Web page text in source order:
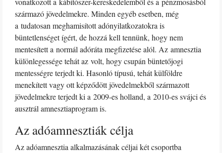
származó jövedelmekre. Minden egyéb esetben, még
a tudatosan meghamisított adónyilatkozatokra is
büntetlenséget ígért, de hozzá kell tennünk, hogy nem
mentesített a normál adóráta megfizetése alól. Az amnesztia
különlegessége tehát az volt, hogy csupán büntetőjogi
mentességre terjedt ki. Hasonló típusú, tehát külföldre
menekített vagy ott képződött jövedelmekből származott
jövedelmekre terjedt ki a 2009-es holland, a 2010-es svájci és
ausztrál amnesztiaprogram is.
Az adóamnesztiák célja
Az adóamnesztia alkalmazásának céljai két csoportba